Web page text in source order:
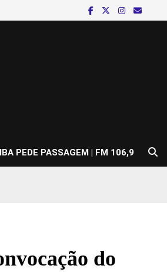
PEDE PASSAGEM | FM 106,9
do